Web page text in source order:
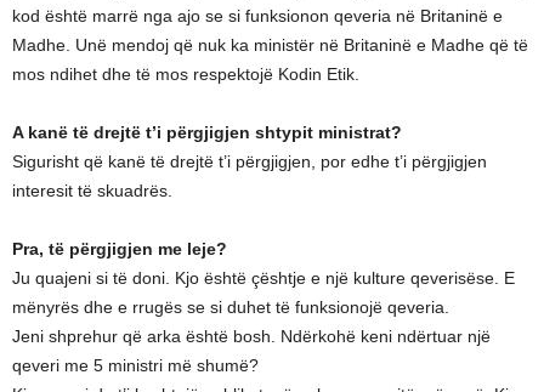
kod është marrë nga ajo se si funksionon qeveria në Britaninë e
Madhe. Unë mendoj që nuk ka ministër në Britaninë e Madhe që të
mos ndihet dhe të mos respektojë Kodin Etik.
A kanë të drejtë t’i përgjigjen shtypit ministrat?
Sigurisht që kanë të drejtë t’i përgjigjen, por edhe t’i përgjigjen
interesit të skuadrës.
Pra, të përgjigjen me leje?
Ju quajeni si të doni. Kjo është çështje e një kulture qeverisëse. E
mënyrës dhe e rrugës se si duhet të funksionojë qeveria.
Jeni shprehur që arka është bosh. Ndërkohë keni ndërtuar një
qeveri me 5 ministri më shumë?